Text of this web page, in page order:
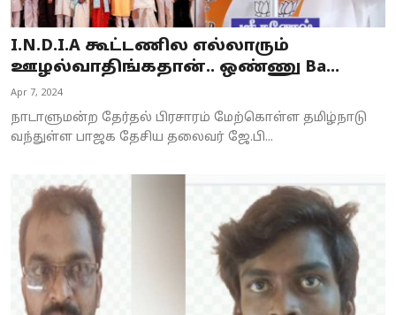
I.N.D.I.A கூட்டணில எல்லாரும்
ஊழல்வாதிங்கதான்.. ஒண்ணு Ba...
Apr 7, 2024
நாடாளுமன்ற தேர்தல் பிரசாரம் மேற்கொள்ள தமிழ்நாடு
வந்துள்ள பாஜக தேசிய தலைவர் ஜே.பி...